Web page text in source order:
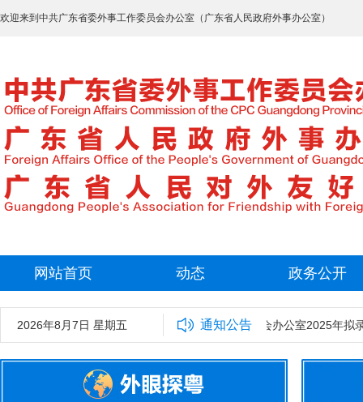
欢迎来到中共广东省委外事工作委员会办公室（广东省人民政府外事办公室）
网站首页 动态 政务公开
2026年8月7日 星期五 通知公告
中共广东省委外事工作委员会办公室2025年拟录